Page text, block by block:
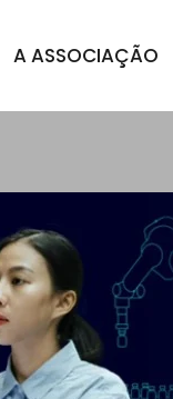
A ASSOCIAÇÃO